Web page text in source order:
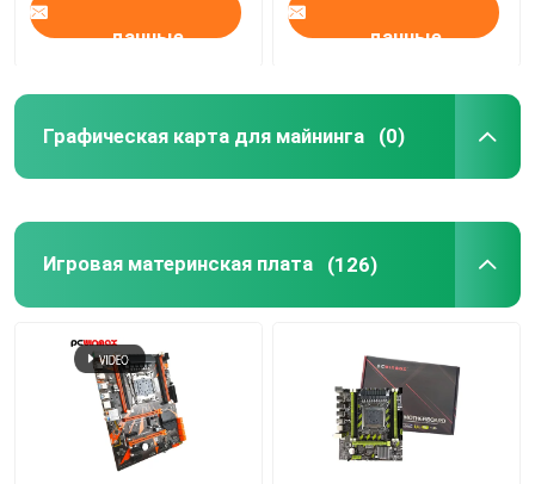
данные данные
Графическая карта для майнинга (0)
Игровая материнская плата (126)